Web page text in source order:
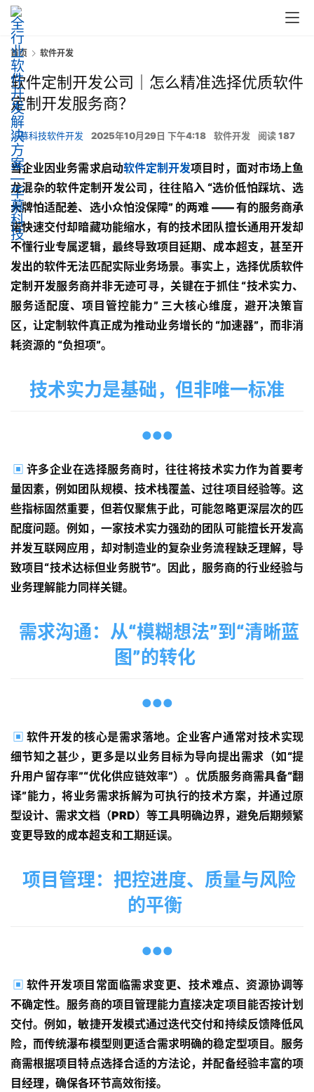
首页 软件开发
软件定制开发公司｜怎么精准选择优质软件
定制开发服务商？
华慕科技软件开发 2025年10月29日 下午4:18 软件开发 阅读 187
当企业因业务需求启动软件定制开发项目时，面对市场上鱼
龙混杂的软件定制开发公司，往往陷入 “选价低怕踩坑、选
大牌怕适配差、选小众怕没保障” 的两难 —— 有的服务商承
诺快速交付却暗藏功能缩水，有的技术团队擅长通用开发却
不懂行业专属逻辑，最终导致项目延期、成本超支，甚至开
发出的软件无法匹配实际业务场景。事实上，选择优质软件
定制开发服务商并非无迹可寻，关键在于抓住 “技术实力、
服务适配度、项目管控能力” 三大核心维度，避开决策盲
区，让定制软件真正成为推动业务增长的 “加速器”，而非消
耗资源的 “负担项”。
技术实力是基础，但非唯一标准
●●●
▣ 许多企业在选择服务商时，往往将技术实力作为首要考
量因素，例如团队规模、技术栈覆盖、过往项目经验等。这
些指标固然重要，但若仅聚焦于此，可能忽略更深层次的匹
配度问题。例如，一家技术实力强劲的团队可能擅长开发高
并发互联网应用，却对制造业的复杂业务流程缺乏理解，导
致项目“技术达标但业务脱节”。因此，服务商的行业经验与
业务理解能力同样关键。
需求沟通：从“模糊想法”到“清晰蓝
图”的转化
●●●
▣ 软件开发的核心是需求落地。企业客户通常对技术实现
细节知之甚少，更多是以业务目标为导向提出需求（如“提
升用户留存率”“优化供应链效率”）。优质服务商需具备“翻
译”能力，将业务需求拆解为可执行的技术方案，并通过原
型设计、需求文档（PRD）等工具明确边界，避免后期频繁
变更导致的成本超支和工期延误。
项目管理：把控进度、质量与风险
的平衡
●●●
▣ 软件开发项目常面临需求变更、技术难点、资源协调等
不确定性。服务商的项目管理能力直接决定项目能否按计划
交付。例如，敏捷开发模式通过迭代交付和持续反馈降低风
险，而传统瀑布模型则更适合需求明确的稳定型项目。服务
商需根据项目特点选择合适的方法论，并配备经验丰富的项
目经理，确保各环节高效衔接。